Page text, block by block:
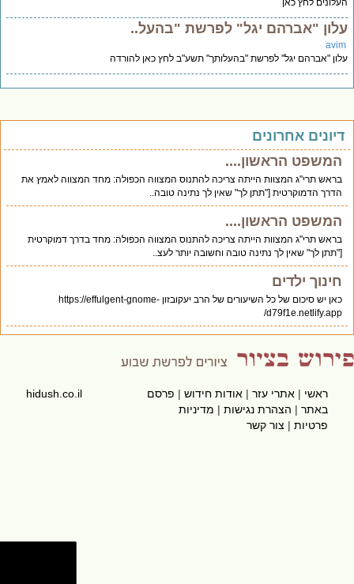
לחץ כאן
"אברהם יגל" לפרשת "בהעל..
"אברהם יגל" לפרשת "בהעלותך" תשע"ב לחץ כאן להורדה
אחרונים
המשפט הראשון....
בראש תרי"ג המצוות הייתה צריכה להתנוס המצווה הכפולה: מחד המצווה לאמץ את
הדרך הדמוקרטית ["תתן לך" שאין לך נתינה טובה..
המשפט הראשון....
בראש תרי"ג המצוות הייתה צריכה להתנוס המצווה הכפולה: מחד בדרך דמוקרטית
["תתן לך" שאין לך נתינה טובה וחשובה יותר לעצ..
חינוך ילדים
כאן יש סיכום של כל השיעורים של הרב יעקובזון https://effulgent-gnome-
d79f1e.netlify.app/
ראשי|אתרי עזר|אודות חידוש|פרסם
באתר|הצהרת נגישות|מדיניות
פרטיות|צור קשר
hidush.co.il